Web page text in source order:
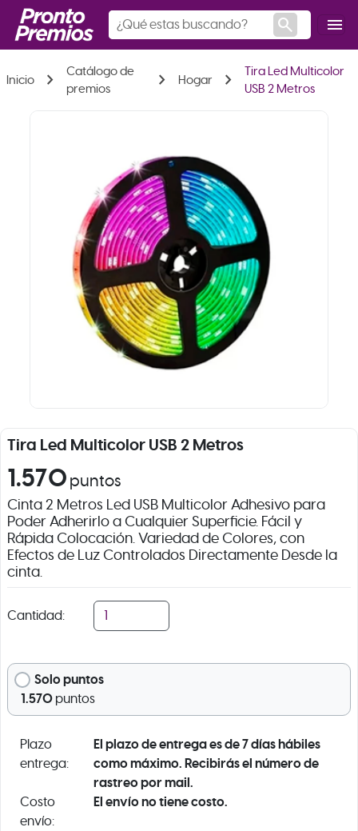
search menu
Inicio chevron_right
Catálogo de
premios
chevron_right Hogar chevron_right
Tira Led Multicolor
USB 2 Metros
Tira Led Multicolor USB 2 Metros
1.570 puntos
Cinta 2 Metros Led USB Multicolor Adhesivo para
Poder Adherirlo a Cualquier Superficie. Fácil y
Rápida Colocación. Variedad de Colores, con
Efectos de Luz Controlados Directamente Desde la
cinta.
Cantidad:
Solo puntos
1.570 puntos
Plazo
entrega:
El plazo de entrega es de 7 días hábiles
como máximo. Recibirás el número de
rastreo por mail.
Costo
envío:
El envío no tiene costo.